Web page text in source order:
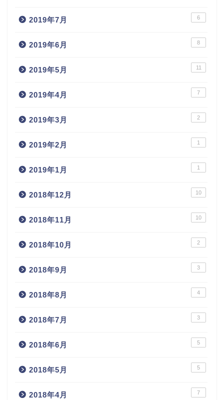
2019年7月 6
2019年6月 8
2019年5月 11
2019年4月 7
2019年3月 2
2019年2月 1
2019年1月 1
2018年12月 10
2018年11月 10
2018年10月 2
2018年9月 3
2018年8月 4
2018年7月 3
2018年6月 5
2018年5月 5
2018年4月 7